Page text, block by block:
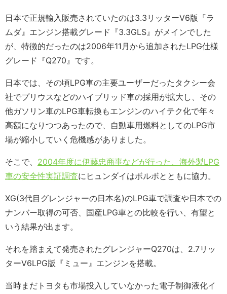
日本で正規輸入販売されていたのは3.3リッターV6版『ラ
ムダ』エンジン搭載グレード『3.3GLS』がメインでした
が、特徴的だったのは2006年11月から追加されたLPG仕様
グレード『Q270』です。
日本では、その頃LPG車の主要ユーザーだったタクシー会
社でプリウスなどのハイブリッド車の採用が拡大し、その
他ガソリン車のLPG車転換もエンジンのハイテク化で年々
高額になりつつあったので、自動車用燃料としてのLPG市
場が縮小していく危機感がありました。
そこで、 2004年度に伊藤忠商事などが行った、海外製LPG
車の安全性実証調査にヒュンダイはボルボとともに協力。
XG(3代目グレンジャーの日本名)のLPG車で調査や日本での
ナンバー取得の可否、国産LPG車との比較を行い、有望と
いう結果が出ます。
それを踏まえて発売されたグレンジャーQ270は、2.7リッ
ターV6LPG版『ミュー』エンジンを搭載。
当時まだトヨタも市場投入していなかった電子制御液化イ